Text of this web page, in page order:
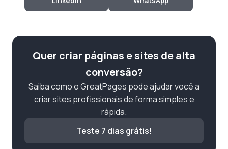
Quer criar páginas e sites de alta
conversão?
Saiba como o GreatPages pode ajudar você a
criar sites profissionais de forma simples e
rápida.
Teste 7 dias grátis!